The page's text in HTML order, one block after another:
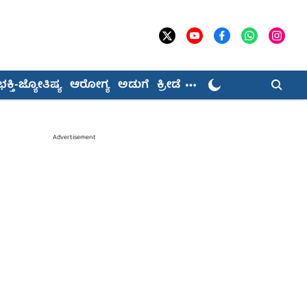
ಜ್ಯೋತಿಷ್ಯ ಆರೋಗ್ಯ ಅಡುಗೆ ಕ್ರೀಡೆ
Advertisement